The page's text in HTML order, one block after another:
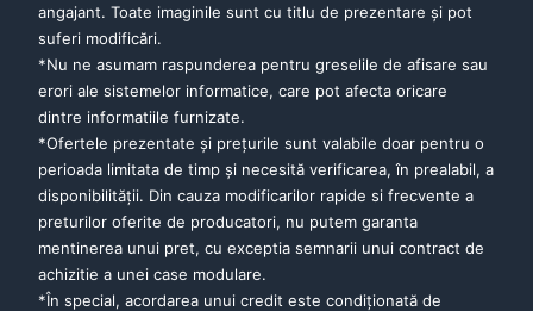
angajant. Toate imaginile sunt cu titlu de prezentare şi pot
suferi modificări.
*Nu ne asumam raspunderea pentru greselile de afisare sau
erori ale sistemelor informatice, care pot afecta oricare
dintre informatiile furnizate.
*Ofertele prezentate şi preţurile sunt valabile doar pentru o
perioada limitata de timp şi necesită verificarea, în prealabil, a
disponibilităţii. Din cauza modificarilor rapide si frecvente a
preturilor oferite de producatori, nu putem garanta
mentinerea unui pret, cu exceptia semnarii unui contract de
achizitie a unei case modulare.
*În special, acordarea unui credit este condiţionată de